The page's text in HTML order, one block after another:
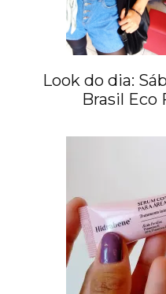
Look do dia:
Brasil Eco